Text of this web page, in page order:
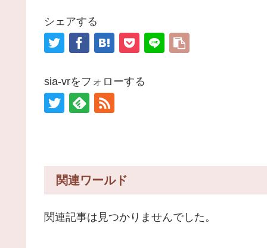
シェアする
sia-vrをフォローする
関連ワールド
関連記事は見つかりませんでした。